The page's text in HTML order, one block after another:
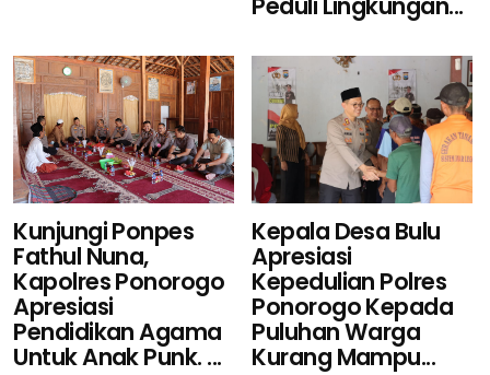
Peduli Lingkungan...
Kunjungi Ponpes
Fathul Nuna,
Kapolres Ponorogo
Apresiasi
Pendidikan Agama
Untuk Anak Punk. ...
Kepala Desa Bulu
Apresiasi
Kepedulian Polres
Ponorogo Kepada
Puluhan Warga
Kurang Mampu...